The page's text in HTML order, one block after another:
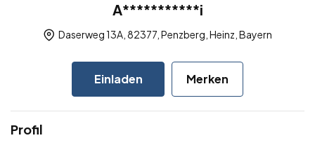
A***********i
Daserweg 13A, 82377, Penzberg, Heinz, Bayern
Einladen Merken
Profil